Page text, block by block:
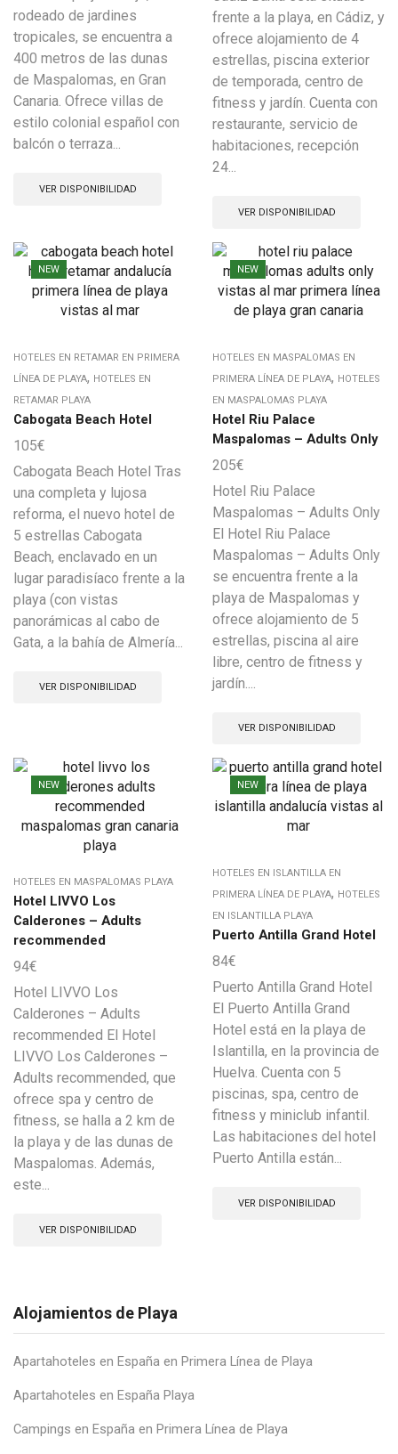
rodeado de jardines
tropicales, se encuentra a
400 metros de las dunas
de Maspalomas, en Gran
Canaria. Ofrece villas de
estilo colonial español con
balcón o terraza...
VER DISPONIBILIDAD
frente a la playa, en Cádiz, y
ofrece alojamiento de 4
estrellas, piscina exterior
de temporada, centro de
fitness y jardín. Cuenta con
restaurante, servicio de
habitaciones, recepción
24...
VER DISPONIBILIDAD
NEW
HOTELES EN RETAMAR EN PRIMERA
LÍNEA DE PLAYA, HOTELES EN
RETAMAR PLAYA
Cabogata Beach Hotel
105€
Cabogata Beach Hotel Tras
una completa y lujosa
reforma, el nuevo hotel de
5 estrellas Cabogata
Beach, enclavado en un
lugar paradisíaco frente a la
playa (con vistas
panorámicas al cabo de
Gata, a la bahía de Almería...
VER DISPONIBILIDAD
NEW
HOTELES EN MASPALOMAS EN
PRIMERA LÍNEA DE PLAYA, HOTELES
EN MASPALOMAS PLAYA
Hotel Riu Palace
Maspalomas – Adults Only
205€
Hotel Riu Palace
Maspalomas – Adults Only
El Hotel Riu Palace
Maspalomas – Adults Only
se encuentra frente a la
playa de Maspalomas y
ofrece alojamiento de 5
estrellas, piscina al aire
libre, centro de fitness y
jardín....
VER DISPONIBILIDAD
NEW
HOTELES EN MASPALOMAS PLAYA
Hotel LIVVO Los
Calderones – Adults
recommended
94€
Hotel LIVVO Los
Calderones – Adults
recommended El Hotel
LIVVO Los Calderones –
Adults recommended, que
ofrece spa y centro de
fitness, se halla a 2 km de
la playa y de las dunas de
Maspalomas. Además,
este...
VER DISPONIBILIDAD
NEW
HOTELES EN ISLANTILLA EN
PRIMERA LÍNEA DE PLAYA, HOTELES
EN ISLANTILLA PLAYA
Puerto Antilla Grand Hotel
84€
Puerto Antilla Grand Hotel
El Puerto Antilla Grand
Hotel está en la playa de
Islantilla, en la provincia de
Huelva. Cuenta con 5
piscinas, spa, centro de
fitness y miniclub infantil.
Las habitaciones del hotel
Puerto Antilla están...
VER DISPONIBILIDAD
Alojamientos de Playa
Apartahoteles en España en Primera Línea de Playa
Apartahoteles en España Playa
Campings en España en Primera Línea de Playa